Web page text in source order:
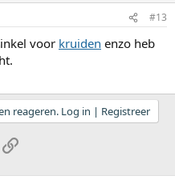
#13
voor kruiden enzo heb
reageren. Log in | Registreer
koppeling